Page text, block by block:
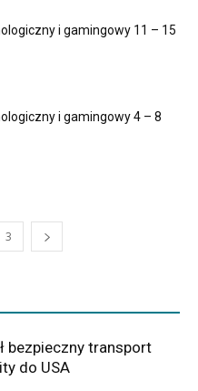
i gamingowy 11 – 15
i gamingowy 4 – 8
3
bezpieczny transport
do USA